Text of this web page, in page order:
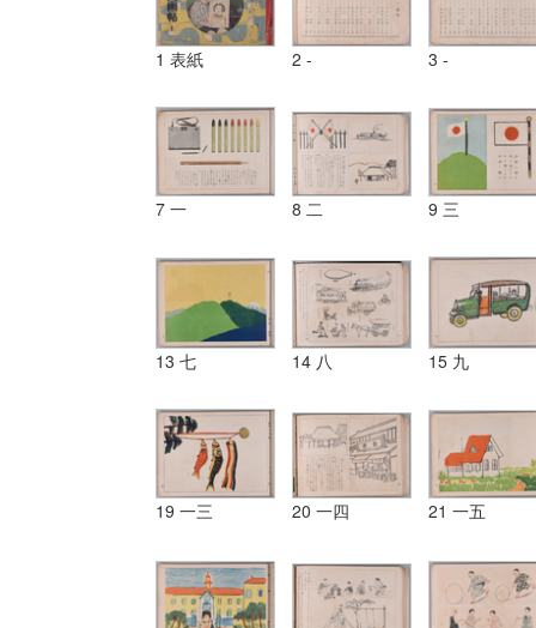
1 表紙 2 - 3 -
7 一 8 二 9 三
13 七 14 八 15 九
19 一三 20 一四 21 一五